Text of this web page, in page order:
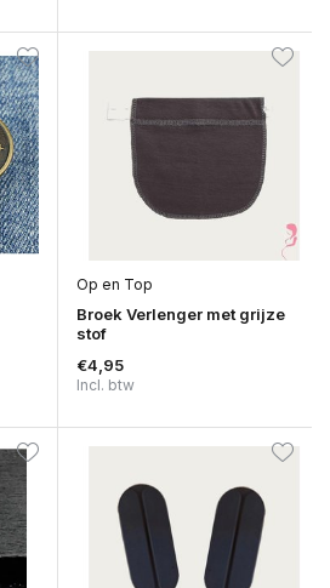
Op en Top
Broek Verlenger met grijze
stof
€4,95
Incl. btw